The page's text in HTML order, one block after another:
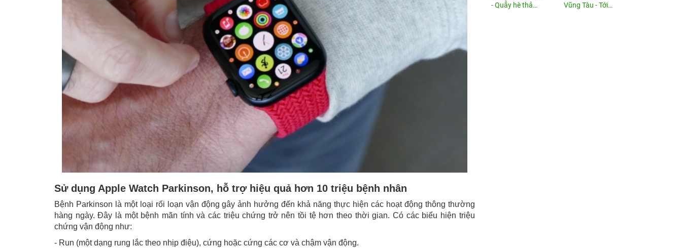
Sử dụng Apple Watch Parkinson, hỗ trợ hiệu quả hơn 10 triệu bệnh nhân
Bệnh Parkinson là một loại rối loạn vận động gây ảnh hưởng đến khả năng thực hiện các hoạt động thông thường
hàng ngày. Đây là một bệnh mãn tính và các triệu chứng trở nên tồi tệ hơn theo thời gian. Có các biểu hiện triệu
chứng vận động như:
- Run (một dạng rung lắc theo nhịp điệu), cứng hoặc cứng các cơ và chậm vận động.
- Quẫy hè thả
Vũng Tàu - Tới